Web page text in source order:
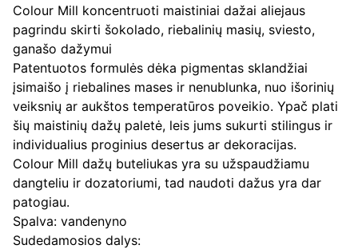
Colour Mill koncentruoti maistiniai dažai aliejaus
pagrindu skirti šokolado, riebalinių masių, sviesto,
ganašo dažymui
Patentuotos formulės dėka pigmentas sklandžiai
įsimaišo į riebalines mases ir nenublunka, nuo išorinių
veiksnių ar aukštos temperatūros poveikio. Ypač plati
šių maistinių dažų paletė, leis jums sukurti stilingus ir
individualius proginius desertus ar dekoracijas.
Colour Mill dažų buteliukas yra su užspaudžiamu
dangteliu ir dozatoriumi, tad naudoti dažus yra dar
patogiau.
Spalva: vandenyno
Sudedamosios dalys: